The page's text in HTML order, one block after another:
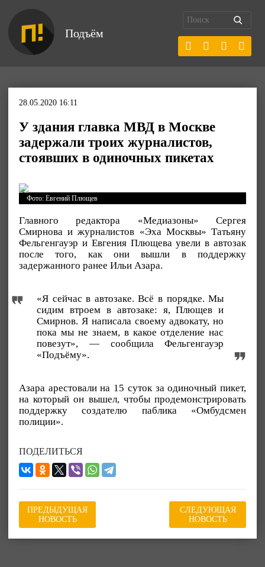
Подъём
28.05.2020 16:11
У здания главка МВД в Москве
задержали троих журналистов,
стоявших в одиночных пикетах
Фото: Евгений Плющев
Главного редактора «Медиазоны» Сергея
Смирнова и журналистов «Эха Москвы» Татьяну
Фельгенгауэр и Евгения Плющева увели в автозак
после того, как они вышли в поддержку
задержанного ранее Ильи Азара.
«Я сейчас в автозаке. Всё в порядке. Мы
сидим втроем в автозаке: я, Плющев и
Смирнов. Я написала своему адвокату, но
пока мы не знаем, в какое отделение нас
повезут», — сообщила Фельгенгауэр
«Подъёму».
Азара арестовали на 15 суток за одиночный пикет,
на который он вышел, чтобы продемонстрировать
поддержку создателю паблика «Омбудсмен
полиции».
ПОДЕЛИТЬСЯ
ПРЕДЫДУЩАЯ
НОВОСТЬ
СЛЕДУЮЩАЯ
НОВОСТЬ